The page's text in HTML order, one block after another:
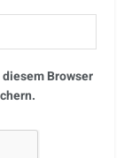
Browser